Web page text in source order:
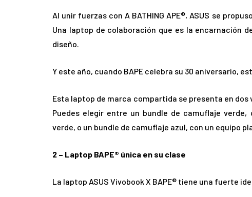
Al unir fuerzas con A BATHING APE®, ASUS se
Una laptop de colaboración que es la encarnación
diseño.
Y este año, cuando BAPE celebra su 30 aniversario,
Esta laptop de marca compartida se presenta en
Puedes elegir entre un bundle de camuflaje
verde, o un bundle de camuflaje azul, con un equipo
2 – Laptop BAPE® única en su clase
La laptop ASUS Vivobook X BAPE® tiene una fuerte